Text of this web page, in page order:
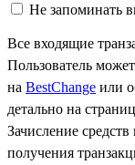
Не запоминать
Все входящие
Пользователь
на BestChange или
детально на
Зачисление
получения